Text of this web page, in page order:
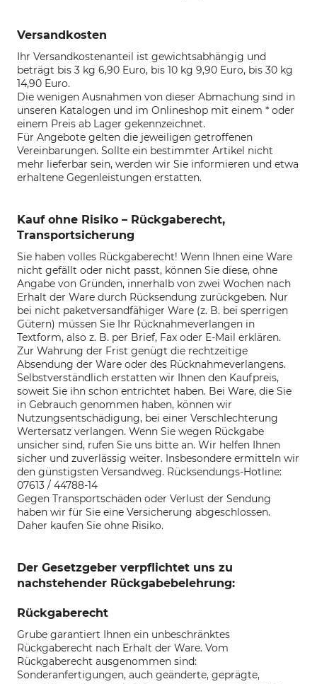
Versandkosten
Ihr Versandkostenanteil ist gewichtsabhängig und
beträgt bis 3 kg 6,90 Euro, bis 10 kg 9,90 Euro, bis 30 kg
14,90 Euro.
Die wenigen Ausnahmen von dieser Abmachung sind in
unseren Katalogen und im Onlineshop mit einem * oder
einem Preis ab Lager gekennzeichnet.
Für Angebote gelten die jeweiligen getroffenen
Vereinbarungen. Sollte ein bestimmter Artikel nicht
mehr lieferbar sein, werden wir Sie informieren und etwa
erhaltene Gegenleistungen erstatten.
Kauf ohne Risiko – Rückgaberecht,
Transportsicherung
Sie haben volles Rückgaberecht! Wenn Ihnen eine Ware
nicht gefällt oder nicht passt, können Sie diese, ohne
Angabe von Gründen, innerhalb von zwei Wochen nach
Erhalt der Ware durch Rücksendung zurückgeben. Nur
bei nicht paketversandfähiger Ware (z. B. bei sperrigen
Gütern) müssen Sie Ihr Rücknahmeverlangen in
Textform, also z. B. per Brief, Fax oder E-Mail erklären.
Zur Wahrung der Frist genügt die rechtzeitige
Absendung der Ware oder des Rücknahmeverlangens.
Selbstverständlich erstatten wir Ihnen den Kaufpreis,
soweit Sie ihn schon entrichtet haben. Bei Ware, die Sie
in Gebrauch genommen haben, können wir
Nutzungsentschädigung, bei einer Verschlechterung
Wertersatz verlangen. Wenn Sie wegen Rückgabe
unsicher sind, rufen Sie uns bitte an. Wir helfen Ihnen
sicher und zuverlässig weiter. Insbesondere ermitteln wir
den günstigsten Versandweg. Rücksendungs-Hotline:
07613 / 44788-14
Gegen Transportschäden oder Verlust der Sendung
haben wir für Sie eine Versicherung abgeschlossen.
Daher kaufen Sie ohne Risiko.
Der Gesetzgeber verpflichtet uns zu
nachstehender Rückgabebelehrung:
Rückgaberecht
Grube garantiert Ihnen ein unbeschränktes
Rückgaberecht nach Erhalt der Ware. Vom
Rückgaberecht ausgenommen sind:
Sonderanfertigungen, auch geänderte, geprägte,